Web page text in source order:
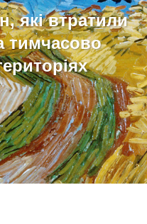
які втратили
тимчасово